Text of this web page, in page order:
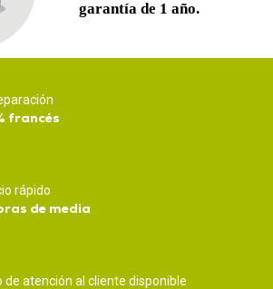
francés
rápido
de media
de atención al cliente disponible